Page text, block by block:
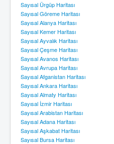
Sayısal Ürgüp Haritası
Sayısal Göreme Haritası
Sayısal Alanya Haritası
Sayısal Kemer Haritası
Sayısal Ayvalık Haritası
Sayısal Çeşme Haritası
Sayısal Avanos Haritası
Sayısal Avrupa Haritası
Sayısal Afganistan Haritası
Sayısal Ankara Haritası
Sayısal Almaty Haritası
Sayısal İzmir Haritası
Sayısal Arabistan Haritası
Sayısal Adana Haritası
Sayısal Aşkabat Haritası
Sayısal Bursa Haritası